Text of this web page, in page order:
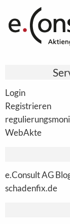
Login
Registrieren
WebAkte
e.Consult AG
schadenfix.de